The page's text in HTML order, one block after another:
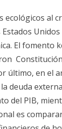
ecológicos al
El fomento
último, en el
deuda
del PIB,
es